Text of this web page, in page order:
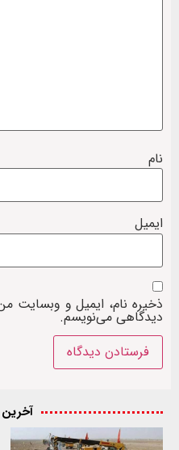
نام
ایمیل
ذخیره نام، ایمیل و وبسایت
دیدگاهی می‌نویسم.